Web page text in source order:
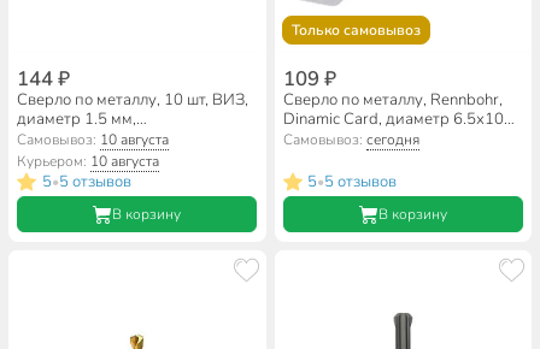
144 ₽
Сверло по металлу, 10 шт, ВИЗ,
диаметр 1.5 мм,
цилиндрический хвостовик,
00642
Самовывоз: 10 августа
Курьером: 10 августа
5•5 отзывов
В корзину
Только самовывоз
109 ₽
Сверло по металлу, Rennbohr,
Dinamic Card, диаметр 6.5х101
мм, цилиндрический хвостовик,
Самовывоз: сегодня
5•5 отзывов
В корзину